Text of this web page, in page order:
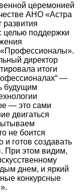
церемонией
АНО «Астра
целью поддержки
«Профессионалы».
директор
итоги
—
будущим
— это сами
двигаться
не боится
готов создавать
При этом видим,
днем, и яркий
конкурсные